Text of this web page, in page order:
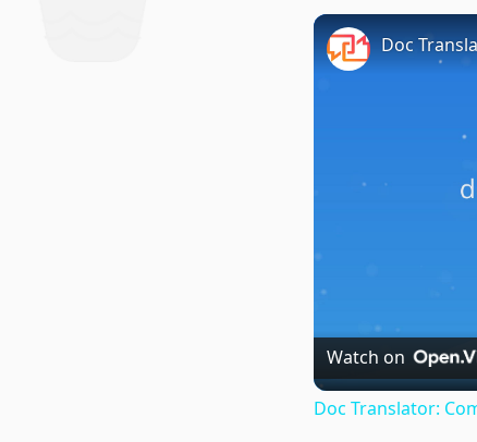
Doc
Watch on
Doc Translator: